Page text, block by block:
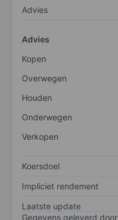
Advies
Advies
Kopen
Overwegen
Houden
Onderwegen
Verkopen
Koersdoel
Impliciet rendement
Laatste update
Gegevens geleverd door